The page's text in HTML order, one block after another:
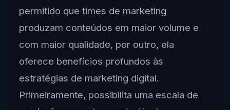
permitido que times de marketing
produzam conteúdos em maior volume e
com maior qualidade, por outro, ela
oferece benefícios profundos às
estratégias de marketing digital.
Primeiramente, possibilita uma escala de